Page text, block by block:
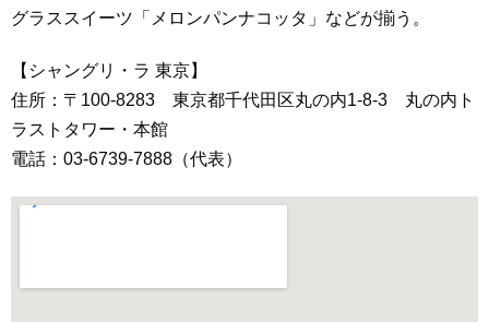
グラススイーツ「メロンパンナコッタ」などが揃う。
【シャングリ・ラ 東京】
住所：〒100-8283 東京都千代田区丸の内1-8-3 丸の内ト
ラストタワー・本館
電話：03-6739-7888（代表）